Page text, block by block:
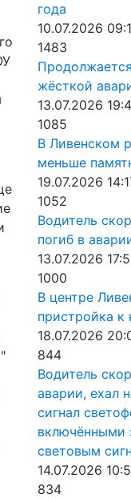
года
10.07.2026
1483
жёсткой
13.07.2026
1085
В Ливенском
меньше
19.07.2026
1052
Водитель
погиб в
13.07.2026
1000
В центре
пристройка к
18.07.2026
844
Водитель
аварии, ехал
сигнал
включёнными
световым
14.07.2026
834